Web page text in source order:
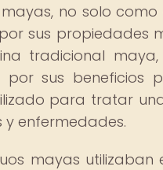
no solo como
sus propiedades
tradicional
por sus beneficios
para tratar
y enfermedades.
mayas